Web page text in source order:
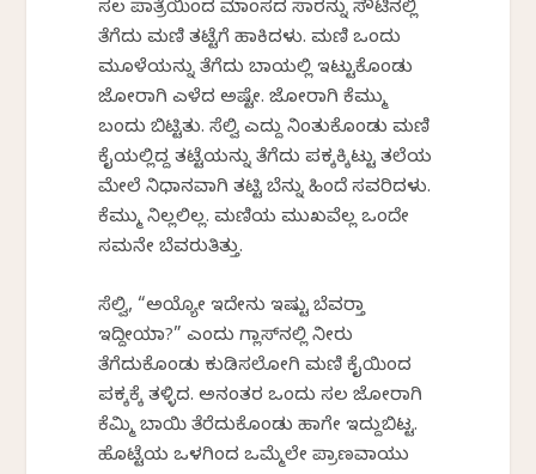
ಸಲ ಪಾತ್ರೆಯಿಂದ ಮಾಂಸದ ಸಾರನ್ನು ಸೌಟಿನಲ್ಲಿ
ತೆಗೆದು ಮಣಿ ತಟ್ಟೆಗೆ ಹಾಕಿದಳು. ಮಣಿ ಒಂದು
ಮೂಳೆಯನ್ನು ತೆಗೆದು ಬಾಯಲ್ಲಿ ಇಟ್ಟುಕೊಂಡು
ಜೋರಾಗಿ ಎಳೆದ ಅಷ್ಟೇ. ಜೋರಾಗಿ ಕೆಮ್ಮು
ಬಂದು ಬಿಟ್ಟಿತು. ಸೆಲ್ವಿ ಎದ್ದು ನಿಂತುಕೊಂಡು ಮಣಿ
ಕೈಯಲ್ಲಿದ್ದ ತಟ್ಟೆಯನ್ನು ತೆಗೆದು ಪಕ್ಕಕ್ಕಿಟ್ಟು ತಲೆಯ
ಮೇಲೆ ನಿಧಾನವಾಗಿ ತಟ್ಟಿ ಬೆನ್ನು ಹಿಂದೆ ಸವರಿದಳು.
ಕೆಮ್ಮು ನಿಲ್ಲಲಿಲ್ಲ. ಮಣಿಯ ಮುಖವೆಲ್ಲ ಒಂದೇ
ಸಮನೇ ಬೆವರುತಿತ್ತು.
ಸೆಲ್ವಿ, “ಅಯ್ಯೋ ಇದೇನು ಇಷ್ಟು ಬೆವರ‍್ತಾ
ಇದ್ದೀಯಾ?” ಎಂದು ಗ್ಲಾಸ್‌ನಲ್ಲಿ ನೀರು
ತೆಗೆದುಕೊಂಡು ಕುಡಿಸಲೋಗಿ ಮಣಿ ಕೈಯಿಂದ
ಪಕ್ಕಕ್ಕೆ ತಳ್ಳಿದ. ಅನಂತರ ಒಂದು ಸಲ ಜೋರಾಗಿ
ಕೆಮ್ಮಿ ಬಾಯಿ ತೆರೆದುಕೊಂಡು ಹಾಗೇ ಇದ್ದುಬಿಟ್ಟ.
ಹೊಟ್ಟೆಯ ಒಳಗಿಂದ ಒಮ್ಮೆಲೇ ಪ್ರಾಣವಾಯು